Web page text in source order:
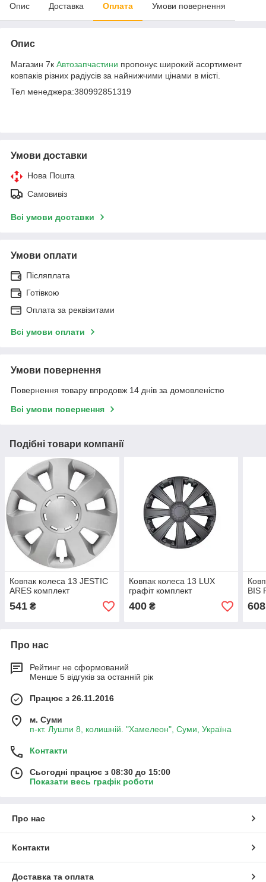
Опис Доставка Оплата Умови повернення
Опис
Магазин 7к Автозапчастини пропонує широкий асортимент
ковпаків різних радіусів за найнижчими цінами в місті.
Тел менеджера:380992851319
Умови доставки
Нова Пошта
Самовивіз
Всі умови доставки
Умови оплати
Післяплата
Готівкою
Оплата за реквізитами
Всі умови оплати
Умови повернення
Повернення товару впродовж 14 днів за домовленістю
Всі умови повернення
Подібні товари компанії
Ковпак колеса 13 JESTIC
ARES комплект
541 ₴
Ковпак колеса 13 LUX
графіт комплект
400₴
BIS
608
Про нас
Рейтинг не сформований
Менше 5 відгуків за останній рік
Працює з 26.11.2016
м. Суми
п-кт. Лушпи 8, колишній. "Хамелеон", Суми, Україна
Контакти
Сьогодні працює з 08:30 до 15:00
Показати весь графік роботи
Про нас
Контакти
Доставка та оплата